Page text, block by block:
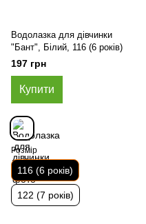
Водолазка для дівчинки
"Бант", Білий, 116 (6 років)
197 грн
Купити
Розмір
116 (6 років)
122 (7 років)